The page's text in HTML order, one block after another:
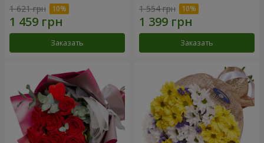
1 621 грн
Заказать
1 554 грн
Заказать